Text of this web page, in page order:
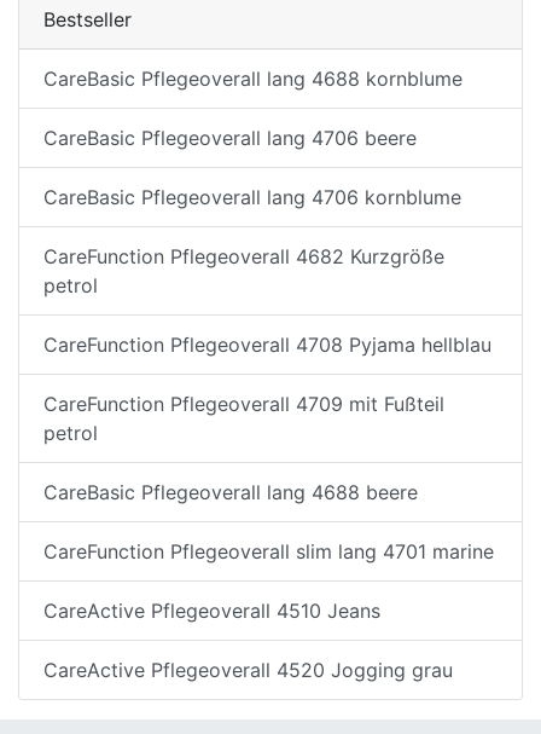
Bestseller
CareBasic Pflegeoverall lang 4688 kornblume
CareBasic Pflegeoverall lang 4706 beere
CareBasic Pflegeoverall lang 4706 kornblume
CareFunction Pflegeoverall 4682 Kurzgröße
petrol
CareFunction Pflegeoverall 4708 Pyjama hellblau
CareFunction Pflegeoverall 4709 mit Fußteil
petrol
CareBasic Pflegeoverall lang 4688 beere
CareFunction Pflegeoverall slim lang 4701 marine
CareActive Pflegeoverall 4510 Jeans
CareActive Pflegeoverall 4520 Jogging grau